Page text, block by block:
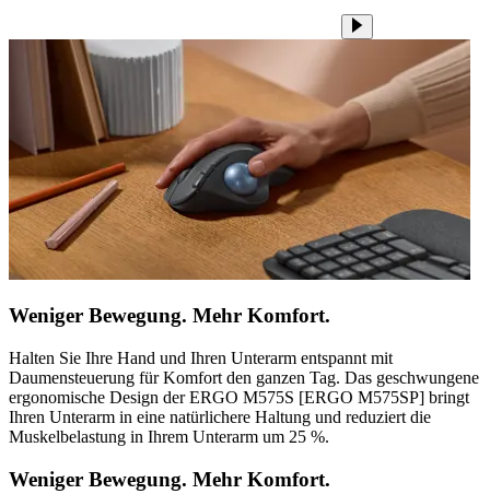
Weniger Bewegung. Mehr Komfort.
Halten Sie Ihre Hand und Ihren Unterarm entspannt mit
Daumensteuerung für Komfort den ganzen Tag. Das geschwungene
ergonomische Design der ERGO M575S [ERGO M575SP] bringt
Ihren Unterarm in eine natürlichere Haltung und reduziert die
Muskelbelastung in Ihrem Unterarm um 25 %.
Weniger Bewegung. Mehr Komfort.